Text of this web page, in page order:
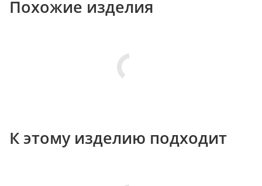
Похожие изделия
К этому изделию подходит